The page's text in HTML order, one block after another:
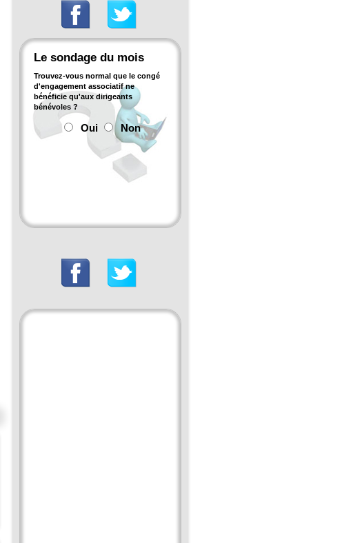
Le sondage du mois
Trouvez-vous normal que le congé
d'engagement associatif ne
bénéficie qu'aux dirigeants
bénévoles ?
Oui Non